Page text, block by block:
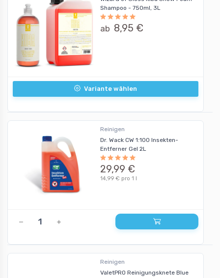
Shampoo - 750ml, 3L
ab 8,95 €
Variante wählen
Reinigen
Dr. Wack CW 1:100 Insekten-
Entferner Gel 2L
29,99 €
14,99 € pro 1 l
Reinigen
ValetPRO Reinigungsknete Blue